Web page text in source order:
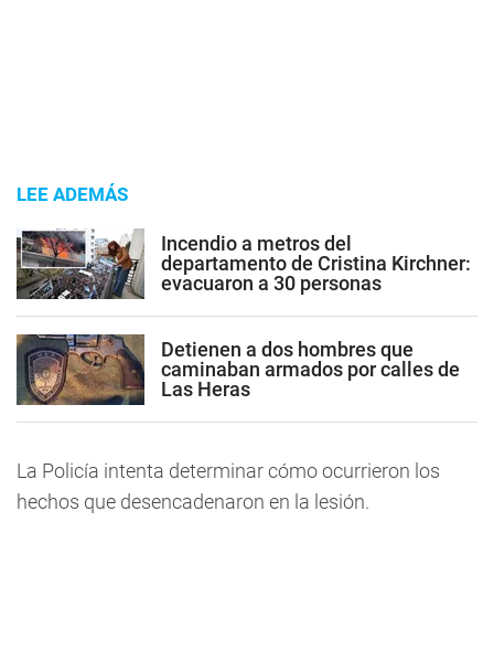
LEE ADEMÁS
Incendio a metros del
departamento de Cristina Kirchner:
evacuaron a 30 personas
Detienen a dos hombres que
caminaban armados por calles de
Las Heras
La Policía intenta determinar cómo ocurrieron los
hechos que desencadenaron en la lesión.